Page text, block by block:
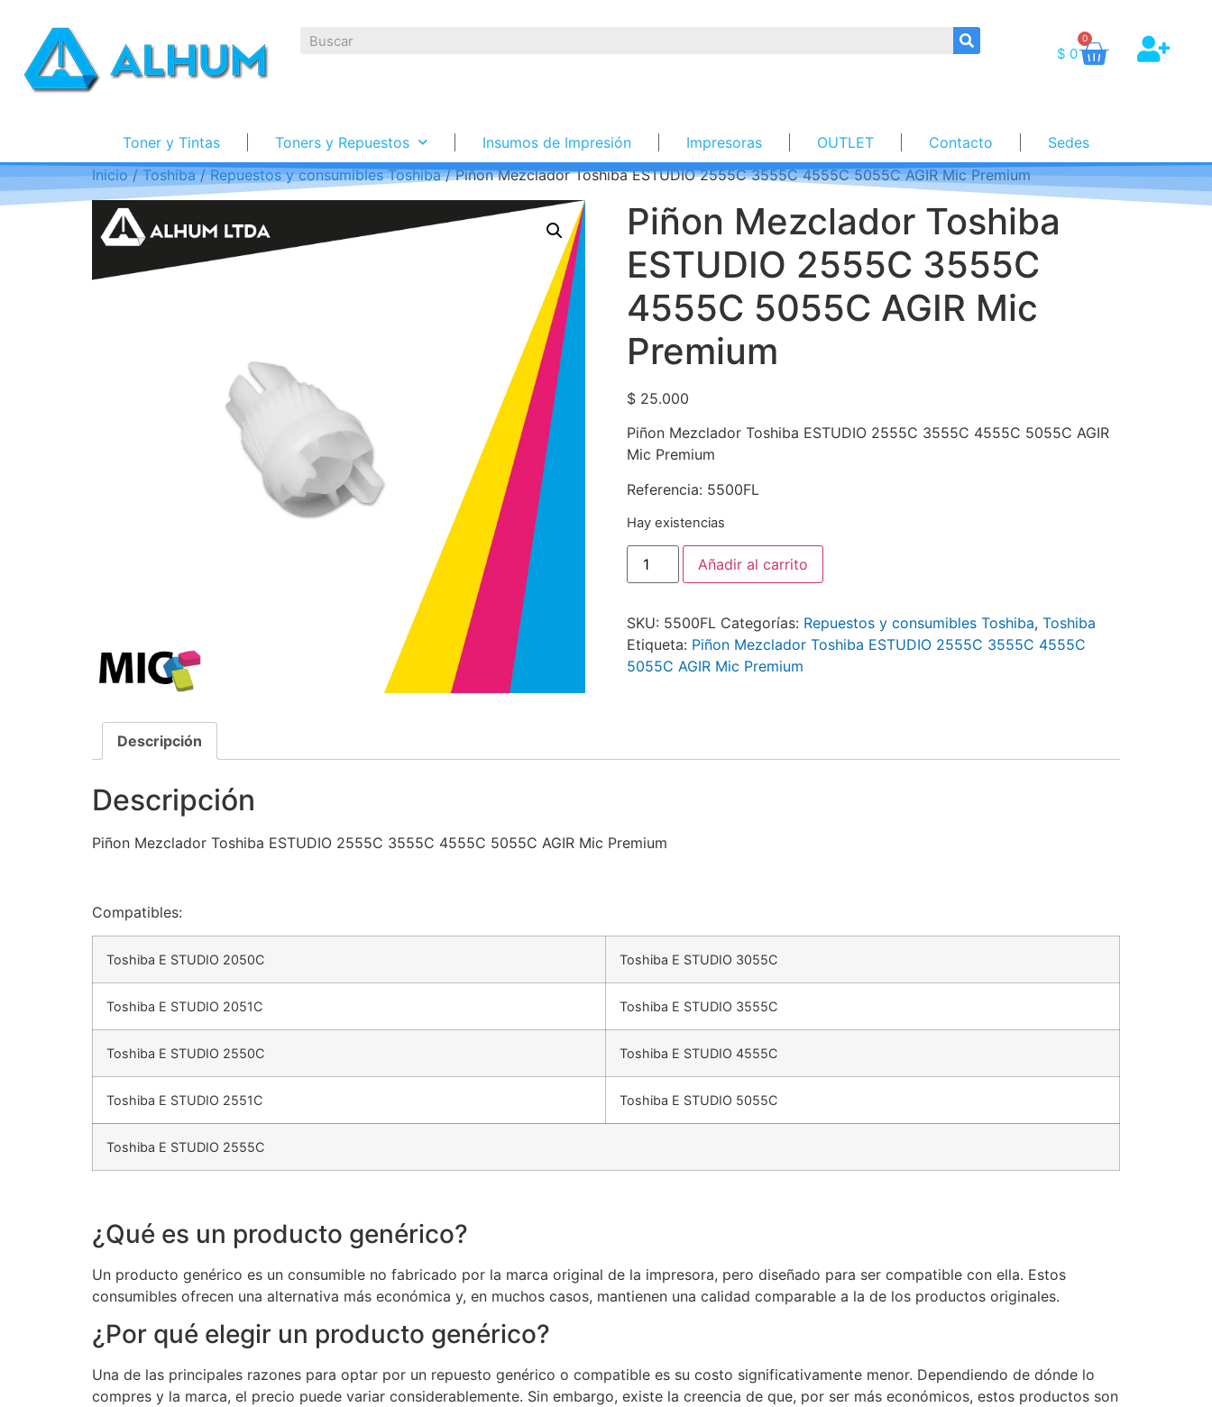
$ 0
0
Toner y Tintas Toners y Repuestos Insumos de Impresión Impresoras OUTLET Contacto
Sedes
Inicio/Toshiba/Repuestos y consumibles Toshiba/ Piñon Mezclador Toshiba ESTUDIO 2555C 3555C 4555C 5055C AGIR Mic Premium
Piñon Mezclador Toshiba
ESTUDIO 2555C 3555C
4555C 5055C AGIR Mic
Premium
$25.000
Piñon Mezclador Toshiba ESTUDIO 2555C 3555C 4555C 5055C AGIR
Mic Premium
Referencia: 5500FL
Hay existencias
Añadir al carrito
SKU: 5500FL Categorías: Repuestos y consumibles Toshiba, Toshiba
Etiqueta: Piñon Mezclador Toshiba ESTUDIO 2555C 3555C 4555C
5055C AGIR Mic Premium
Descripción
Descripción
Piñon Mezclador Toshiba ESTUDIO 2555C 3555C 4555C 5055C AGIR Mic Premium
Compatibles:
Toshiba E STUDIO 2050C Toshiba E STUDIO 3055C
Toshiba E STUDIO 2051C Toshiba E STUDIO 3555C
Toshiba E STUDIO 2550C Toshiba E STUDIO 4555C
Toshiba E STUDIO 2551C Toshiba E STUDIO 5055C
Toshiba E STUDIO 2555C
¿Qué es un producto genérico?
Un producto genérico es un consumible no fabricado por la marca original de la impresora, pero diseñado para ser compatible con ella. Estos
consumibles ofrecen una alternativa más económica y, en muchos casos, mantienen una calidad comparable a la de los productos originales.
¿Por qué elegir un producto genérico?
Una de las principales razones para optar por un repuesto genérico o compatible es su costo significativamente menor. Dependiendo de dónde lo
compres y la marca, el precio puede variar considerablemente. Sin embargo, existe la creencia de que, por ser más económicos, estos productos son